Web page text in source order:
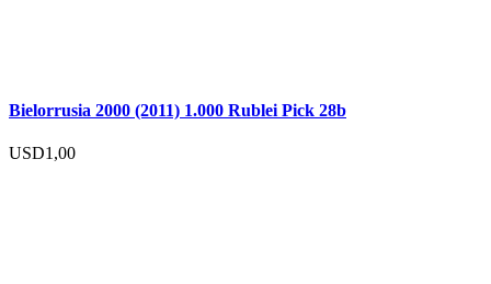
Bielorrusia 2000 (2011) 1.000 Rublei Pick 28b
USD1,00